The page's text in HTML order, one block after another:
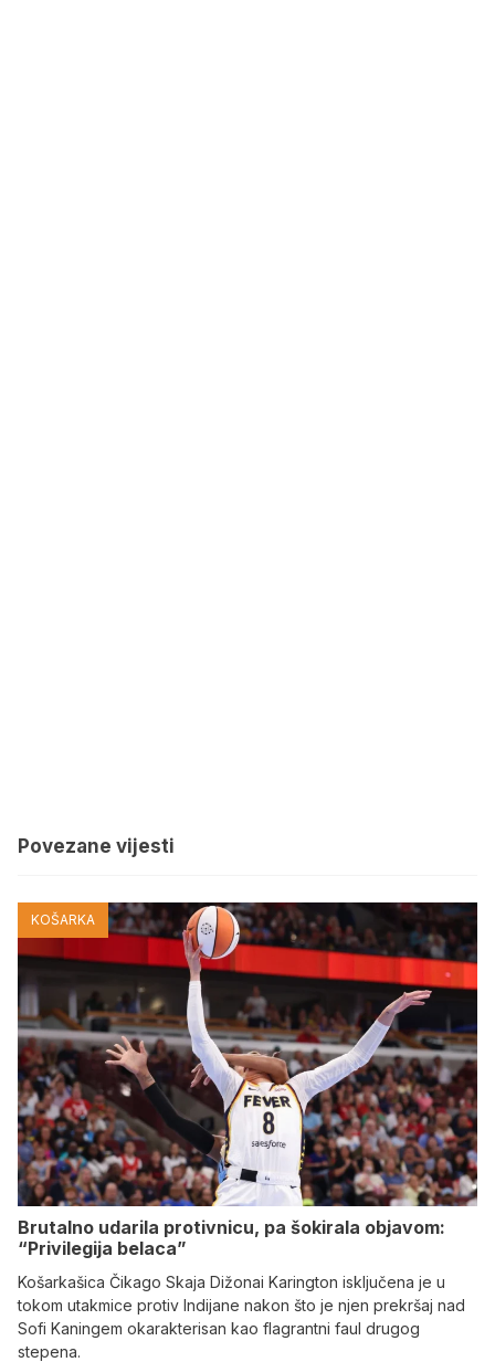
Povezane vijesti
KOŠARKA
Brutalno udarila protivnicu, pa šokirala objavom:
“Privilegija belaca”
Košarkašica Čikago Skaja Dižonai Karington isključena je u
tokom utakmice protiv Indijane nakon što je njen prekršaj nad
Sofi Kaningem okarakterisan kao flagrantni faul drugog
stepena.